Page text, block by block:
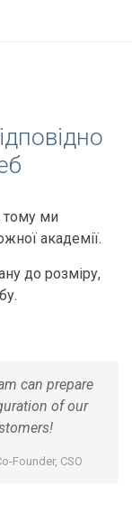
тому ми
академії.
до розміру,
can prepare
of our
Founder, CSO